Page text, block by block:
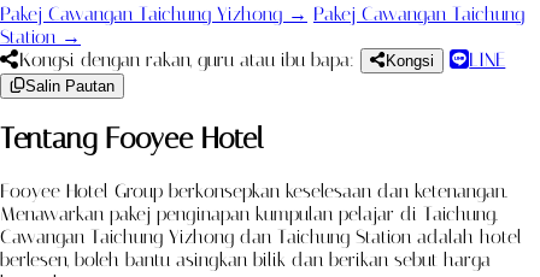
Pakej Cawangan Taichung Yizhong → Pakej Cawangan Taichung
Station →
Kongsi dengan rakan, guru atau ibu bapa:
Kongsi LINE
Salin Pautan
Tentang Fooyee Hotel
Fooyee Hotel Group berkonsepkan keselesaan dan ketenangan.
Menawarkan pakej penginapan kumpulan pelajar di Taichung.
Cawangan Taichung Yizhong dan Taichung Station adalah hotel
berlesen, boleh bantu asingkan bilik dan berikan sebut harga